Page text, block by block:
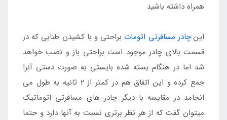
همراه داشته باشید
اینچادر مسافرتی اتومات براحتی و با کشیدن طنابی که در
قسمت بالای چادر موجود است براحتی باز و نصب خواهد
شد اما در هنگام بسته شده بایستی به صورت دستی آنرا
جمع کرده و این اتفاق هم در کمتر از ۲ ثانیه به طول می
انجامد در مقایسه با دیگر چادر های مسافرتی اتوماتیک
میتوان گفت که از هر نظر برتری نسبت به آنها دارد و حتما